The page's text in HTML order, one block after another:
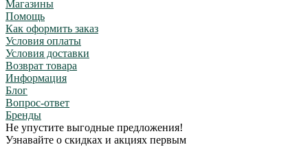
Магазины
Помощь
Как оформить заказ
Условия оплаты
Условия доставки
Возврат товара
Информация
Блог
Вопрос-ответ
Бренды
Не упустите выгодные предложения!
Узнавайте о скидках и акциях первым